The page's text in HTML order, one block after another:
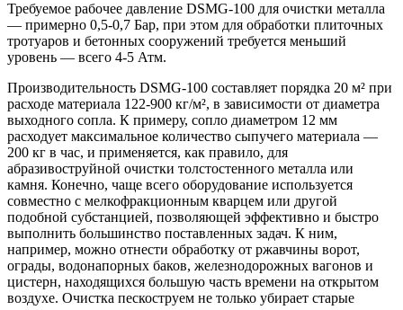
Требуемое рабочее давление DSMG-100 для очистки металла
— примерно 0,5-0,7 Бар, при этом для обработки плиточных
тротуаров и бетонных сооружений требуется меньший
уровень — всего 4-5 Атм.
Производительность DSMG-100 составляет порядка 20 м² при
расходе материала 122-900 кг/м², в зависимости от диаметра
выходного сопла. К примеру, сопло диаметром 12 мм
расходует максимальное количество сыпучего материала —
200 кг в час, и применяется, как правило, для
абразивоструйной очистки толстостенного металла или
камня. Конечно, чаще всего оборудование используется
совместно с мелкофракционным кварцем или другой
подобной субстанцией, позволяющей эффективно и быстро
выполнить большинство поставленных задач. К ним,
например, можно отнести обработку от ржавчины ворот,
ограды, водонапорных баков, железнодорожных вагонов и
цистерн, находящихся большую часть времени на открытом
воздухе. Очистка пескоструем не только убирает старые